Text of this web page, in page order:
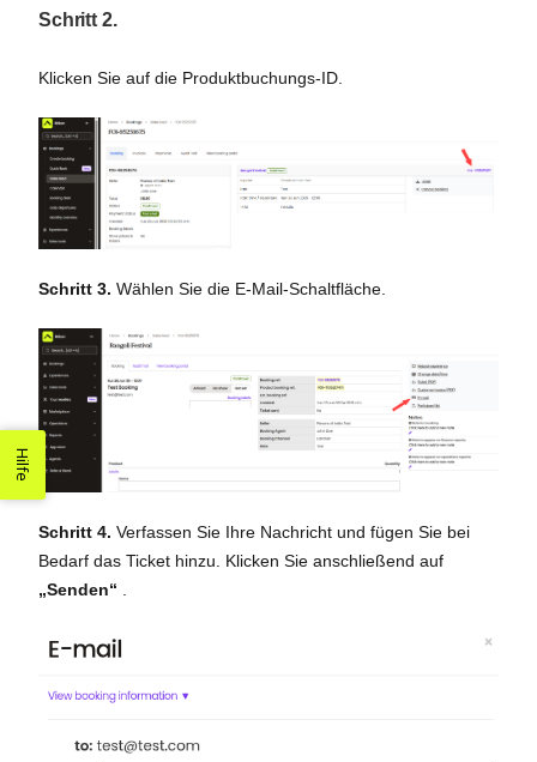
Schritt 2.
Klicken Sie auf die Produktbuchungs-ID.
Schritt 3. Wählen Sie die E-Mail-Schaltfläche.
Schritt 4. Verfassen Sie Ihre Nachricht und fügen Sie bei
Bedarf das Ticket hinzu. Klicken Sie anschließend auf
„Senden“
Hilfe